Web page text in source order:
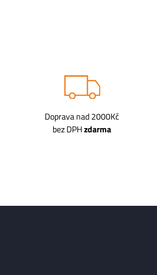
Doprava nad 2000Kč
bez DPHzdarma